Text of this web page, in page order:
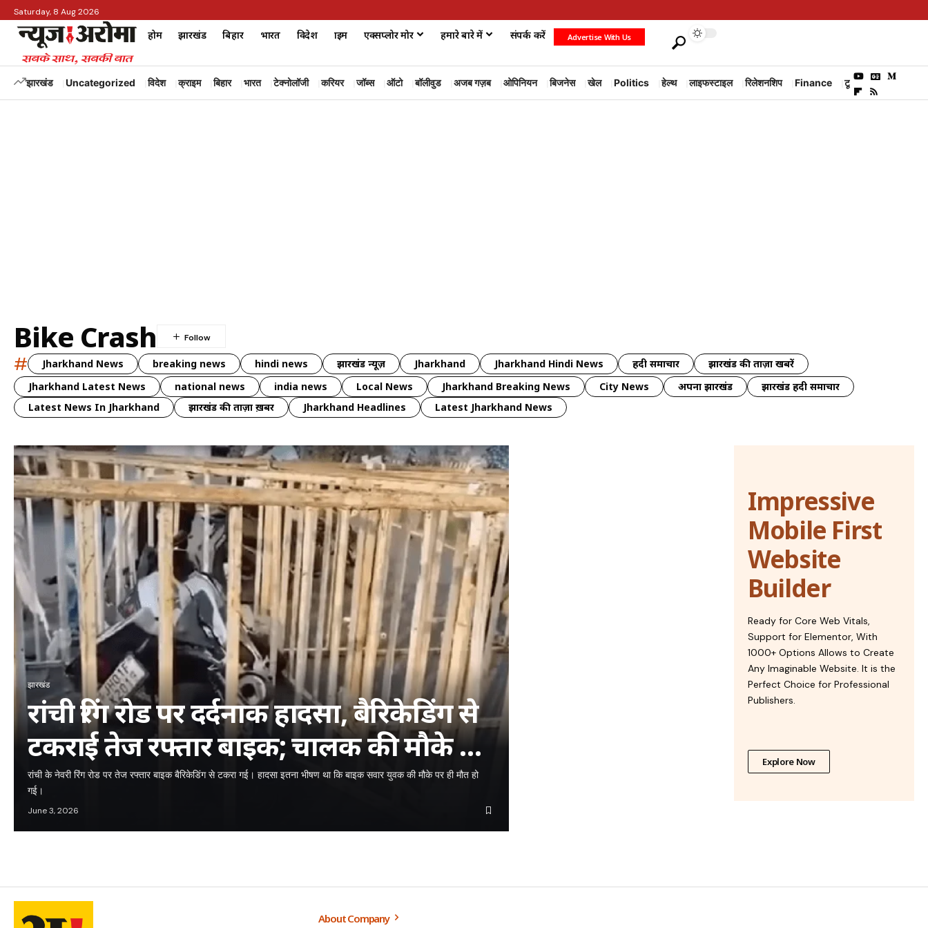
Saturday, 8 Aug 2026
होम झारखंड बिहार भारत विदेश क्राइम एक्सप्लोर मोर हमारे बारे में संपर्क करें Advertise With Us
झारखंड Uncategorized विदेश क्राइम बिहार भारत टेक्नोलॉजी करियर जॉब्स ऑटो बॉलीवुड अजब गज़ब ओपिनियन बिजनेस खेल Politics हेल्थ लाइफस्टाइल रिलेशनशिप Finance टूरिज्म
Bike Crash
# Jharkhand News breaking news hindi news झारखंड न्यूज़ Jharkhand Jharkhand Hindi News हिंदी समाचार
झारखंड की ताज़ा खबरें
Jharkhand Latest News
national news india news Local News Jharkhand Breaking News City News अपना झारखंड
झारखंड हिंदी समाचार
Latest News In Jharkhand
झारखंड की ताज़ा ख़बर Jharkhand Headlines Latest Jharkhand News
झारखंड
रांची रिंग रोड पर दर्दनाक हादसा, बैरिकेडिंग से
टकराई तेज रफ्तार बाइक; चालक की मौके पर
मौत
रांची के नेवरी रिंग रोड पर तेज रफ्तार बाइक बैरिकेडिंग से टकरा गई। हादसा इतना भीषण था कि बाइक सवार युवक की मौके पर ही मौत हो
गई।
June 3, 2026
Impressive
Mobile First
Website
Builder
Ready for Core Web Vitals,
Support for Elementor, With
1000+ Options Allows to Create
Any Imaginable Website. It is the
Perfect Choice for Professional
Publishers.
Explore Now
About Company